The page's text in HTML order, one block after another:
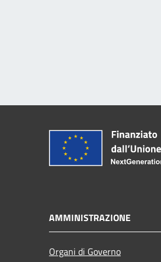
AMMINISTRAZIONE
Organi di Governo